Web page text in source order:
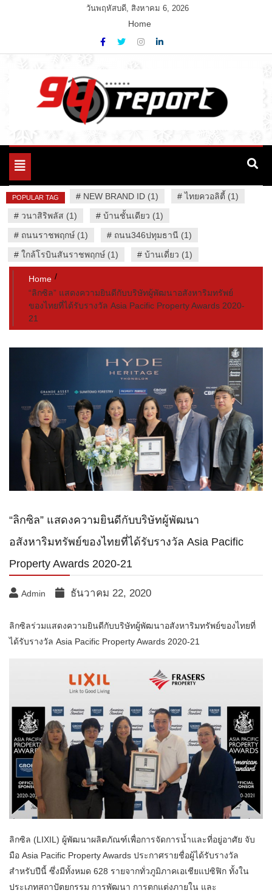
วันพฤหัสบดี, สิงหาคม 6, 2026
Home
94 Report.com
Variety News
Toggle
POPULAR TAG # NEW BRAND ID (1) #ไทยควอลิตี้ (1)
# วนาสิริพลัส (1) # บ้านชั้นเดียว (1)
# ถนนราชพฤกษ์ (1) # ถนน346ปทุมธานี (1)
# ใกล้โรบินสันราชพฤกษ์ (1) # บ้านเดี่ยว (1)
Home
“ลิกซิล” แสดงความยินดีกับบริษัทผู้พัฒนาอสังหาริมทรัพย์
ของไทยที่ได้รับรางวัล Asia Pacific Property Awards 2020-
21
“ลิกซิล” แสดงความยินดีกับบริษัทผู้พัฒนา
อสังหาริมทรัพย์ของไทยที่ได้รับรางวัล Asia Pacific
Property Awards 2020-21
Admin ธันวาคม 22, 2020
ลิกซิลร่วมแสดงความยินดีกับบริษัทผู้พัฒนาอสังหาริมทรัพย์ของไทยที่
ได้รับรางวัล Asia Pacific Property Awards 2020-21
ลิกซิล (LIXIL) ผู้พัฒนาผลิตภัณฑ์เพื่อการจัดการน้ำและที่อยู่อาศัย จับ
มือ Asia Pacific Property Awards ประกาศรายชื่อผู้ได้รับรางวัล
สำหรับปีนี้ ซึ่งมีทั้งหมด 628 รายจากทั่วภูมิภาคเอเชียแปซิฟิก ทั้งใน
ประเภทสถาปัตยกรรม การพัฒนา การตกแต่งภายใน และ